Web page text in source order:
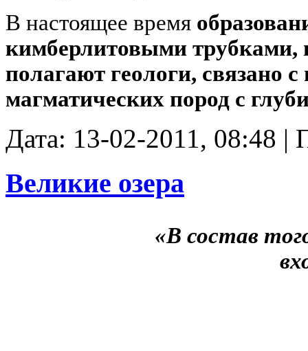
В настоящее время
кимберлитовыми трубками,
полагают геологи, связано
магматических пород с
Дата: 13-02-2011, 08:48 |
Великие озера
«В состав